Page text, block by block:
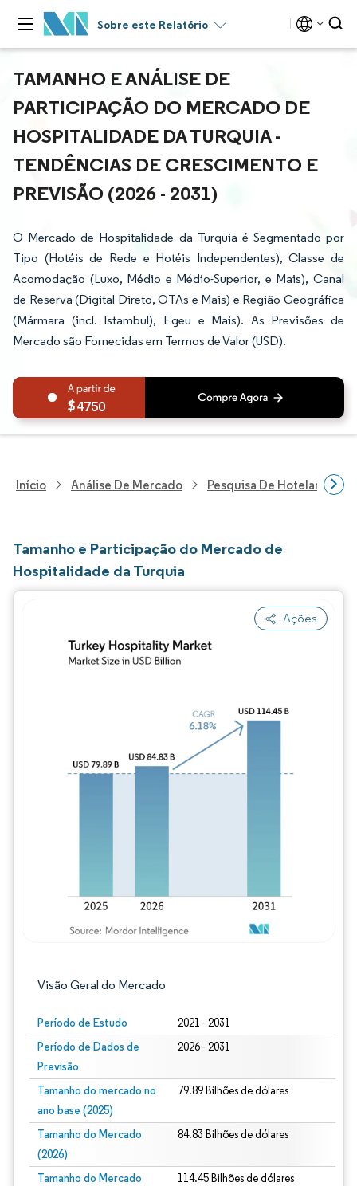
Sobre este Relatório
TAMANHO E ANÁLISE DE
PARTICIPAÇÃO DO MERCADO DE
HOSPITALIDADE DA TURQUIA -
TENDÊNCIAS DE CRESCIMENTO E
PREVISÃO (2026 - 2031)
O Mercado de Hospitalidade da Turquia é Segmentado por
Tipo (Hotéis de Rede e Hotéis Independentes), Classe de
Acomodação (Luxo, Médio e Médio-Superior, e Mais), Canal
de Reserva (Digital Direto, OTAs e Mais) e Região Geográfica
(Mármara (incl. Istambul), Egeu e Mais). As Previsões de
Mercado são Fornecidas em Termos de Valor (USD).
4750
Início Análise De Mercado Pesquisa De Hotelaria E
Tamanho e Participação do Mercado de
Hospitalidade da Turquia
Ações
Visão Geral do Mercado
Período de Estudo 2021 - 2031
Período de Dados de
Previsão
2026 - 2031
Tamanho do mercado no
ano base (2025)
79.89 Bilhões de dólares
Tamanho do Mercado
(2026)
84.83 Bilhões de dólares
Tamanho do Mercado
114.45 Bilhões de dólares